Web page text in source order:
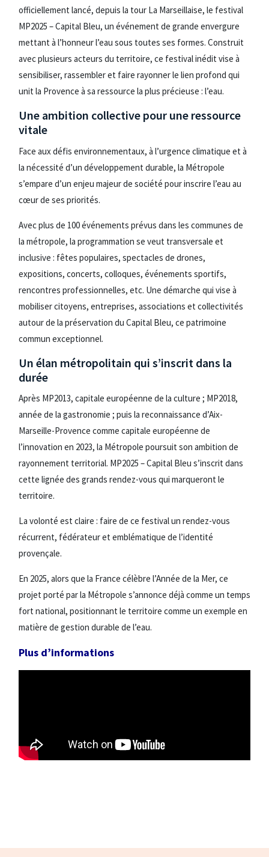
officiellement lancé, depuis la tour La Marseillaise, le festival
MP2025 – Capital Bleu, un événement de grande envergure
mettant à l’honneur l’eau sous toutes ses formes. Construit
avec plusieurs acteurs du territoire, ce festival inédit vise à
sensibiliser, rassembler et faire rayonner le lien profond qui
unit la Provence à sa ressource la plus précieuse : l’eau.
Une ambition collective pour une ressource
vitale
Face aux défis environnementaux, à l’urgence climatique et à
la nécessité d’un développement durable, la Métropole
s’empare d’un enjeu majeur de société pour inscrire l’eau au
cœur de ses priorités.
Avec plus de 100 événements prévus dans les communes de
la métropole, la programmation se veut transversale et
inclusive : fêtes populaires, spectacles de drones,
expositions, concerts, colloques, événements sportifs,
rencontres professionnelles, etc. Une démarche qui vise à
mobiliser citoyens, entreprises, associations et collectivités
autour de la préservation du Capital Bleu, ce patrimoine
commun exceptionnel.
Un élan métropolitain qui s’inscrit dans la
durée
Après MP2013, capitale européenne de la culture ; MP2018,
année de la gastronomie ; puis la reconnaissance d’Aix-
Marseille-Provence comme capitale européenne de
l’innovation en 2023, la Métropole poursuit son ambition de
rayonnement territorial. MP2025 – Capital Bleu s’inscrit dans
cette lignée des grands rendez-vous qui marqueront le
territoire.
La volonté est claire : faire de ce festival un rendez-vous
récurrent, fédérateur et emblématique de l’identité
provençale.
En 2025, alors que la France célèbre l’Année de la Mer, ce
projet porté par la Métropole s’annonce déjà comme un temps
fort national, positionnant le territoire comme un exemple en
matière de gestion durable de l’eau.
Plus d’informations